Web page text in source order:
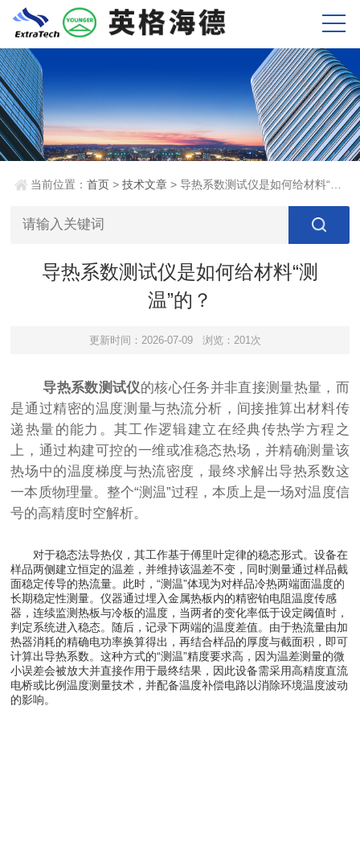
当前位置：首页 >技术文章 > 导热系数测试仪是如何给材料“测温”的？
导热系数测试仪是如何给材料“测
温”的？
更新时间：2026-07-09 浏览：201次
导热系数测试仪的核心任务并非直接测量热量，而
是通过精密的温度测量与热流分析，间接推算出材料传
递热量的能力。其工作逻辑建立在经典传热学方程之
上，通过构建可控的一维或准稳态热场，并精确测量该
热场中的温度梯度与热流密度，最终求解出导热系数这
一本质物理量。整个“测温”过程，本质上是一场对温度信
号的高精度时空解析。
对于稳态法导热仪，其工作基于傅里叶定律的稳态形式。设备在
样品两侧建立恒定的温差，并维持该温差不变，同时测量通过样品截
面稳定传导的热流量。此时，“测温”体现为对样品冷热两端面温度的
长期稳定性测量。仪器通过埋入金属热板内的精密铂电阻温度传感
器，连续监测热板与冷板的温度，当两者的变化率低于设定阈值时，
判定系统进入稳态。随后，记录下两端的温度差值。由于热流量由加
热器消耗的精确电功率换算得出，再结合样品的厚度与截面积，即可
计算出导热系数。这种方式的“测温”精度要求高，因为温差测量的微
小误差会被放大并直接作用于最终结果，因此设备需采用高精度直流
电桥或比例温度测量技术，并配备温度补偿电路以消除环境温度波动
的影响。